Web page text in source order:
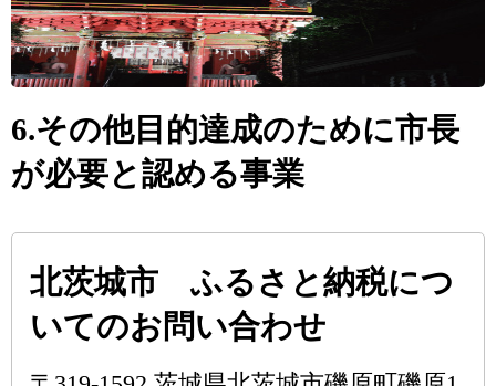
6.その他目的達成のために市長
が必要と認める事業
北茨城市 ふるさと納税につ
いてのお問い合わせ